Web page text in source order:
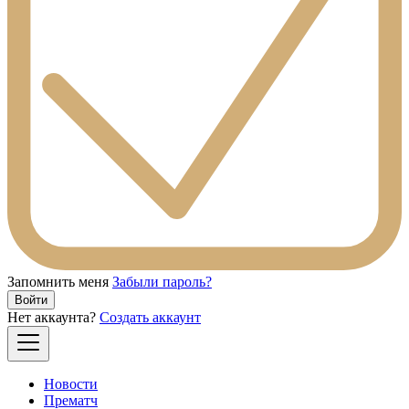
Запомнить меня Забыли пароль?
Войти
Нет аккаунта? Создать аккаунт
Новости
Прематч